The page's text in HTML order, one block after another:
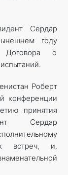
Сердар
году
Договора о
Роберт
конференции
принятия
Сердар
встреч, и,